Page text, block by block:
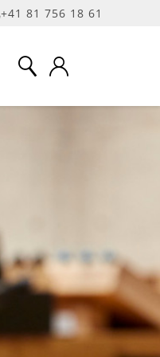
+41 81 756 18 61